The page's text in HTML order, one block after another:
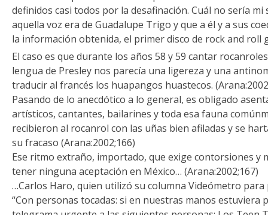
definidos casi todos por la desafinación. Cuál no sería
aquella voz era de Guadalupe Trigo y que a él y a sus
la información obtenida, el primer disco de rock and roll
El caso es que durante los años 58 y 59 cantar
lengua de Presley nos parecía una ligereza y una
traducir al francés los huapangos huastecos.
Pasando de lo anecdótico a lo general, es obligado
artísticos, cantantes, bailarines y toda esa fauna
recibieron al rocanrol con las uñas bien afiladas y se
su fracaso (Arana:2002;166)
Ese ritmo extraño, importado, que exige contorsiones y
tener ninguna aceptación en México… (Arana:2002;167)
…Carlos Haro, quien utilizó su columna Videómetro
“Con personas tocadas: si en nuestras manos estuviera